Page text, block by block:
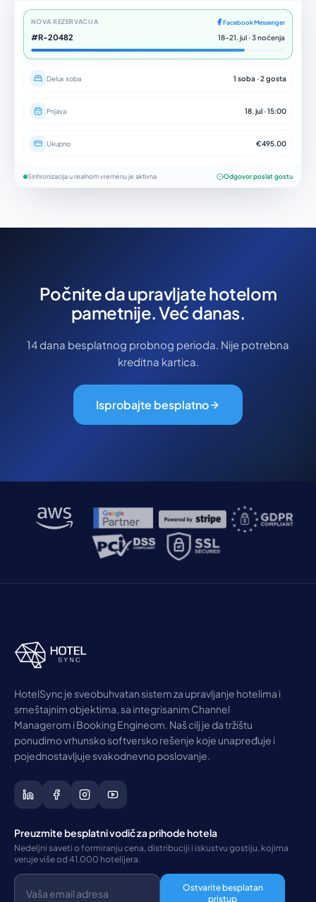
NOVA REZERVACIJA Facebook Messenger
#R-20482 18–21. jul · 3 noćenja
Delux soba 1 soba · 2 gosta
Prijava 18. jul · 15:00
Ukupno €495.00
Sinhronizacija u realnom vremenu je aktivna Odgovor poslat gostu
Počnite da upravljate hotelom
pametnije. Već danas.
14 dana besplatnog probnog perioda. Nije potrebna
kreditna kartica.
Isprobajte besplatno
HotelSync je sveobuhvatan sistem za upravljanje hotelima i
smeštajnim objektima, sa integrisanim Channel
Managerom i Booking Engineom. Naš cilj je da tržištu
ponudimo vrhunsko softversko rešenje koje unapređuje i
pojednostavljuje svakodnevno poslovanje.
Preuzmite besplatni vodič za prihode hotela
Nedeljni saveti o formiranju cena, distribuciji i iskustvu gostiju, kojima
veruje više od 41.000 hotelijera.
Ostvarite besplatan
pristup